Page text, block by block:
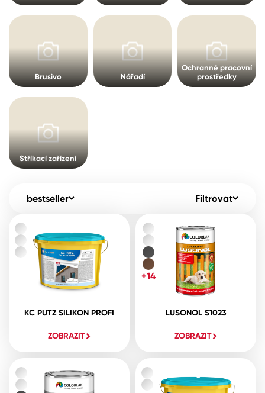
Úvod Aktuality
Reference
Pro akcionáře O společnosti
Kontakty
Česko
Stěny
Spreje
Ředidla, tužidla, čističe, technické
kapaliny
Brusivo Nářadí
Ochranné pracovní
prostředky
Stříkací zařízení
bestseller Filtrovat
KC PUTZ SILIKON PROFI
ZOBRAZIT
LUSONOL S1023
ZOBRAZIT
+14